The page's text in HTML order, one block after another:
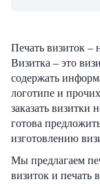
Печать визиток –
Визитка – это
содержать
логотипе и
заказать визитки
готова
изготовлению
Мы предлагаем
визиток и печать